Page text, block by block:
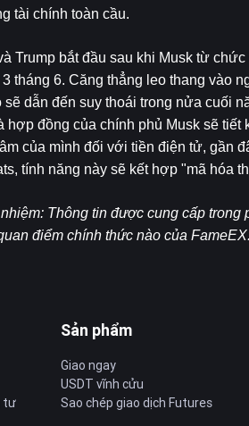
tài chính toàn cầu.
Trump bắt đầu sau khi Musk từ
tháng 6. Căng thẳng leo thang vào
sẽ dẫn đến suy thoái trong nửa cuối
hợp đồng của chính phủ Musk sẽ
của mình đối với tiền điện tử, gần
tính năng này sẽ kết hợp "mã hóa
Thông tin được cung cấp
điểm chính thức nào của FameEX.
tư
Sản phẩm
Giao ngay
USDT vĩnh cửu
Sao chép giao dịch Futures